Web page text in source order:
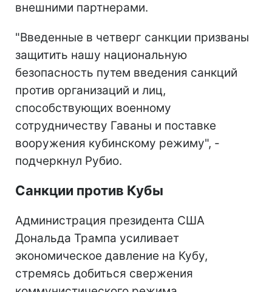
внешними партнерами.
"Введенные в четверг санкции призваны
защитить нашу национальную
безопасность путем введения санкций
против организаций и лиц,
способствующих военному
сотрудничеству Гаваны и поставке
вооружения кубинскому режиму", -
подчеркнул Рубио.
Санкции против Кубы
Администрация президента США
Дональда Трампа усиливает
экономическое давление на Кубу,
стремясь добиться свержения